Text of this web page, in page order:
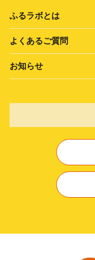
ふるラボとは
よくあるご質問
お知らせ